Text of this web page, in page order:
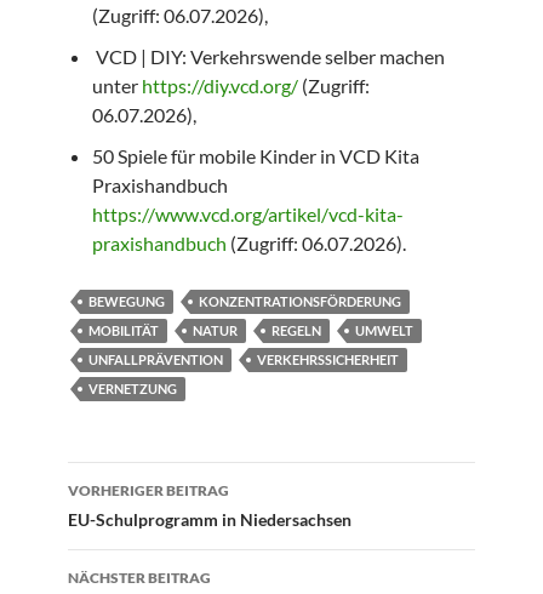
(Zugriff: 06.07.2026),
VCD | DIY: Verkehrswende selber machen
unter https://diy.vcd.org/ (Zugriff:
06.07.2026),
50 Spiele für mobile Kinder in VCD Kita
Praxishandbuch
https://www.vcd.org/artikel/vcd-kita-
praxishandbuch (Zugriff: 06.07.2026).
BEWEGUNG
KONZENTRATIONSFÖRDERUNG
MOBILITÄT
NATUR REGELN
UMWELT
UNFALLPRÄVENTION
VERKEHRSSICHERHEIT
VERNETZUNG
Beitragsnavigation
VORHERIGER BEITRAG
EU-Schulprogramm in Niedersachsen
NÄCHSTER BEITRAG